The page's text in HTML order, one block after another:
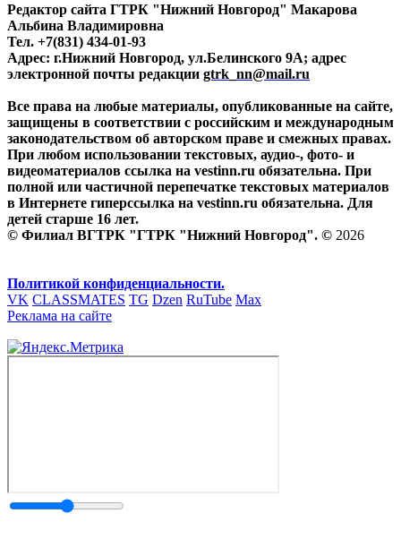
Редактор сайта ГТРК "Нижний Новгород" Макарова
Альбина Владимировна
Тел. +7(831) 434-01-93
Адрес: г.Нижний Новгород, ул.Белинского 9А; адрес
электронной почты редакции gtrk_nn@mail.ru
Все права на любые материалы, опубликованные на сайте,
защищены в соответствии с российским и международным
законодательством об авторском праве и смежных правах.
При любом использовании текстовых, аудио-, фото- и
видеоматериалов ссылка на vestinn.ru обязательна. При
полной или частичной перепечатке текстовых материалов
в Интернете гиперссылка на vestinn.ru обязательна. Для
детей старше 16 лет.
© Филиал ВГТРК "ГТРК "Нижний Новгород". © 2026
Политикой конфиденциальности.
VK CLASSMATES TG Dzen RuTube Max
Реклама на сайте